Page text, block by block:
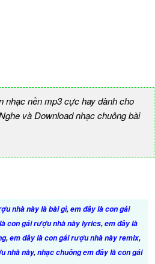
nhạc nền mp3 cực hay dành cho
và Download nhạc chuông bài
nhà này là bài gì,em đây là con gái
con gái rượu nhà này lyrics,em đây là
,em đây là con gái rượu nhà này remix,
nhà này,nhạc chuông em đây là con gái